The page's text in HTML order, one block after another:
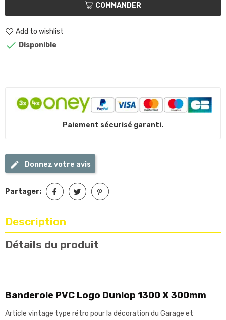
COMMANDER
Add to wishlist
 Disponible
Paiement sécurisé garanti.
Donnez votre avis
Partager:
Description
Détails du produit
Banderole PVC Logo Dunlop 1300 X 300mm
Article vintage type rétro pour la décoration du Garage et